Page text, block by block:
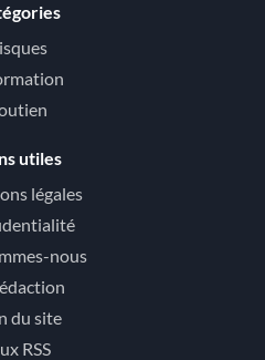
utiles
légales
nous
du site
RSS